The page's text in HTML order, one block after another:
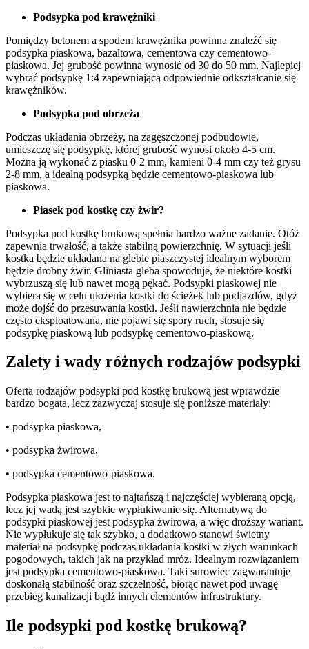
Podsypka pod krawężniki
Pomiędzy betonem a spodem krawężnika powinna znaleźć się
podsypka piaskowa, bazaltowa, cementowa czy cementowo-
piaskowa. Jej grubość powinna wynosić od 30 do 50 mm. Najlepiej
wybrać podsypkę 1:4 zapewniającą odpowiednie odkształcanie się
krawężników.
Podsypka pod obrzeża
Podczas układania obrzeży, na zagęszczonej podbudowie,
umieszczę się podsypkę, której grubość wynosi około 4-5 cm.
Można ją wykonać z piasku 0-2 mm, kamieni 0-4 mm czy też grysu
2-8 mm, a idealną podsypką będzie cementowo-piaskowa lub
piaskowa.
Piasek pod kostkę czy żwir?
Podsypka pod kostkę brukową spełnia bardzo ważne zadanie. Otóż
zapewnia trwałość, a także stabilną powierzchnię. W sytuacji jeśli
kostka będzie układana na glebie piaszczystej idealnym wyborem
będzie drobny żwir. Gliniasta gleba spowoduje, że niektóre kostki
wybrzuszą się lub nawet mogą pękać. Podsypki piaskowej nie
wybiera się w celu ułożenia kostki do ścieżek lub podjazdów, gdyż
może dojść do przesuwania kostki. Jeśli nawierzchnia nie będzie
często eksploatowana, nie pojawi się spory ruch, stosuje się
podsypkę piaskową lub podsypkę cementowo-piaskową.
Zalety i wady różnych rodzajów podsypki
Oferta rodzajów podsypki pod kostkę brukową jest wprawdzie
bardzo bogata, lecz zazwyczaj stosuje się poniższe materiały:
• podsypka piaskowa,
• podsypka żwirowa,
• podsypka cementowo-piaskowa.
Podsypka piaskowa jest to najtańszą i najczęściej wybieraną opcją,
lecz jej wadą jest szybkie wypłukiwanie się. Alternatywą do
podsypki piaskowej jest podsypka żwirowa, a więc droższy wariant.
Nie wypłukuje się tak szybko, a dodatkowo stanowi świetny
materiał na podsypkę podczas układania kostki w złych warunkach
pogodowych, takich jak na przykład mróz. Idealnym rozwiązaniem
jest podsypka cementowo-piaskowa. Taki surowiec zagwarantuje
doskonałą stabilność oraz szczelność, biorąc nawet pod uwagę
przebieg kanalizacji bądź innych elementów infrastruktury.
Ile podsypki pod kostkę brukową?